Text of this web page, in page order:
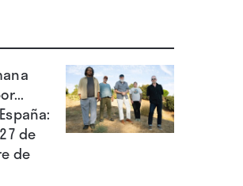
aunque nada más lejos
de
de